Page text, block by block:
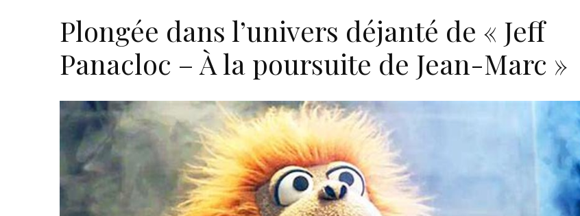
Plongée dans l’univers déjanté de « Jeff
Panacloc – À la poursuite de Jean-Marc »